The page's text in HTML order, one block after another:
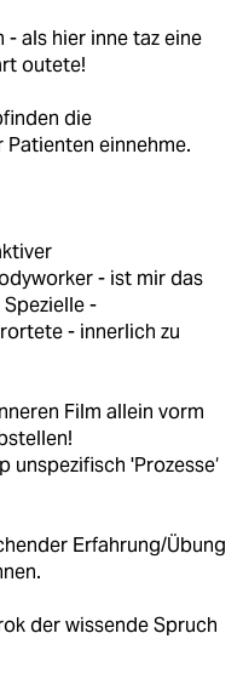
- als hier inne taz eine
outete!
die
einnehme.
- ist mir das
-
- innerlich zu
Film allein vorm
unspezifisch 'Prozesse‘
Erfahrung/Übung
der wissende Spruch